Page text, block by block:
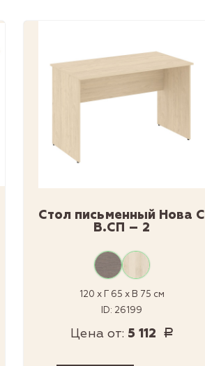
Стол письменный Нова С
В.СП – 2
120 x Г 65 x В 75 см
ID: 26199
Цена от: 5 112 Р